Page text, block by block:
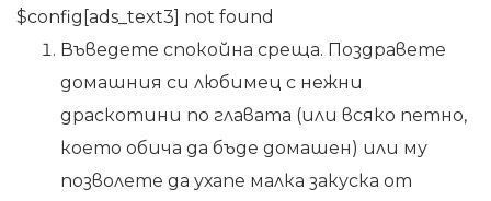
$config[ads_text3] not found
Въведете спокойна среща. Поздравете
домашния си любимец с нежни
драскотини по главата (или всяко петно,
което обича да бъде домашен) или му
позволете да ухапе малка закуска от